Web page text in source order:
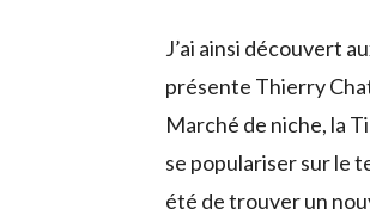
J’ai ainsi découvert
présente Thierry
Marché de niche, la
se populariser sur le
été de trouver un